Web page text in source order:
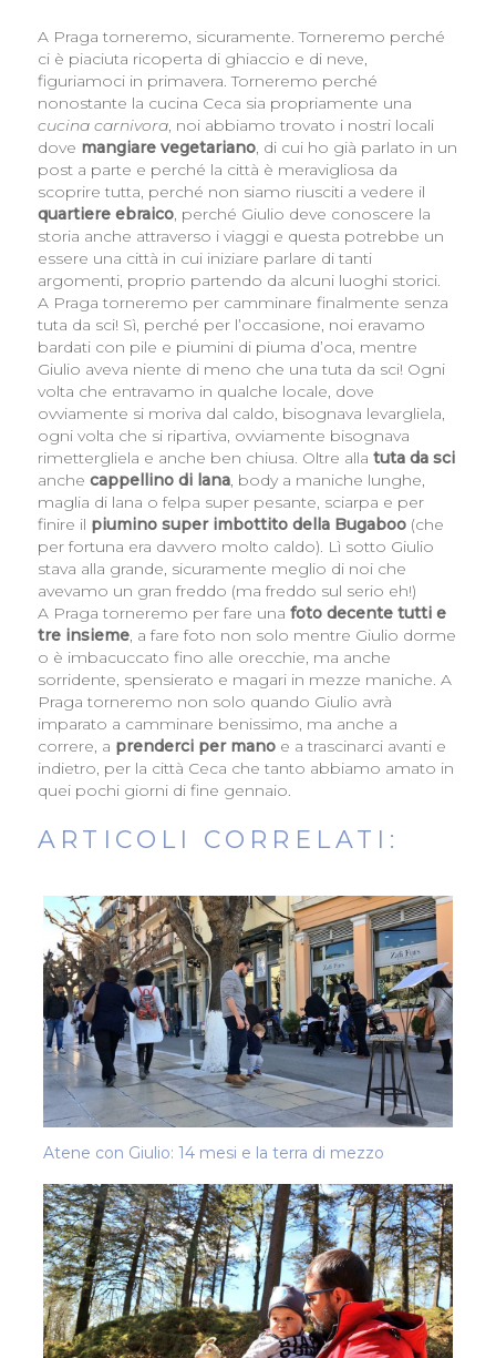
A Praga torneremo, sicuramente. Torneremo perché
ci è piaciuta ricoperta di ghiaccio e di neve,
figuriamoci in primavera. Torneremo perché
nonostante la cucina Ceca sia propriamente una
cucina carnivora, noi abbiamo trovato i nostri locali
dove mangiare vegetariano, di cui ho già parlato in un
post a parte e perché la città è meravigliosa da
scoprire tutta, perché non siamo riusciti a vedere il
quartiere ebraico, perché Giulio deve conoscere la
storia anche attraverso i viaggi e questa potrebbe un
essere una città in cui iniziare parlare di tanti
argomenti, proprio partendo da alcuni luoghi storici.
A Praga torneremo per camminare finalmente senza
tuta da sci! Sì, perché per l’occasione, noi eravamo
bardati con pile e piumini di piuma d’oca, mentre
Giulio aveva niente di meno che una tuta da sci! Ogni
volta che entravamo in qualche locale, dove
ovviamente si moriva dal caldo, bisognava levargliela,
ogni volta che si ripartiva, ovviamente bisognava
rimettergliela e anche ben chiusa. Oltre alla tuta da sci
anche cappellino di lana, body a maniche lunghe,
maglia di lana o felpa super pesante, sciarpa e per
finire il piumino super imbottito della Bugaboo(che
per fortuna era davvero molto caldo). Lì sotto Giulio
stava alla grande, sicuramente meglio di noi che
avevamo un gran freddo (ma freddo sul serio eh!)
A Praga torneremo per fare una foto decente tutti e
tre insieme, a fare foto non solo mentre Giulio dorme
o è imbacuccato fino alle orecchie, ma anche
sorridente, spensierato e magari in mezze maniche. A
Praga torneremo non solo quando Giulio avrà
imparato a camminare benissimo, ma anche a
correre, a prenderci per manoe a trascinarci avanti e
indietro, per la città Ceca che tanto abbiamo amato in
quei pochi giorni di fine gennaio.
ARTICOLI CORRELATI:
Atene con Giulio: 14 mesi e la terra di mezzo